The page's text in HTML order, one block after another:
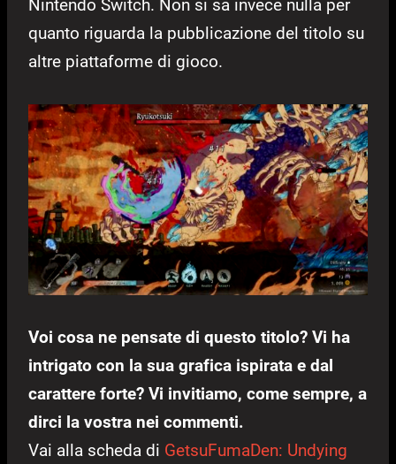
Nintendo Switch. Non si sa invece nulla per
quanto riguarda la pubblicazione del titolo su
altre piattaforme di gioco.
Voi cosa ne pensate di questo titolo? Vi ha
intrigato con la sua grafica ispirata e dal
carattere forte? Vi invitiamo, come sempre, a
dirci la vostra nei commenti.
Vai alla scheda di GetsuFumaDen: Undying